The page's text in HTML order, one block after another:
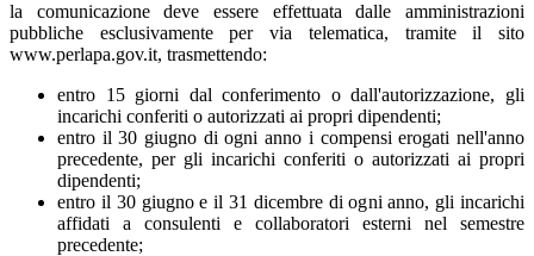
la comunicazione deve essere effettuata dalle amministrazioni
pubbliche esclusivamente per via telematica, tramite il sito
www.perlapa.gov.it, trasmettendo:
entro 15 giorni dal conferimento o dall'autorizzazione, gli
incarichi conferiti o autorizzati ai propri dipendenti;
entro il 30 giugno di ogni anno i compensi erogati nell'anno
precedente, per gli incarichi conferiti o autorizzati ai propri
dipendenti;
entro il 30 giugno e il 31 dicembre di ogni anno, gli incarichi
affidati a consulenti e collaboratori esterni nel semestre
precedente;